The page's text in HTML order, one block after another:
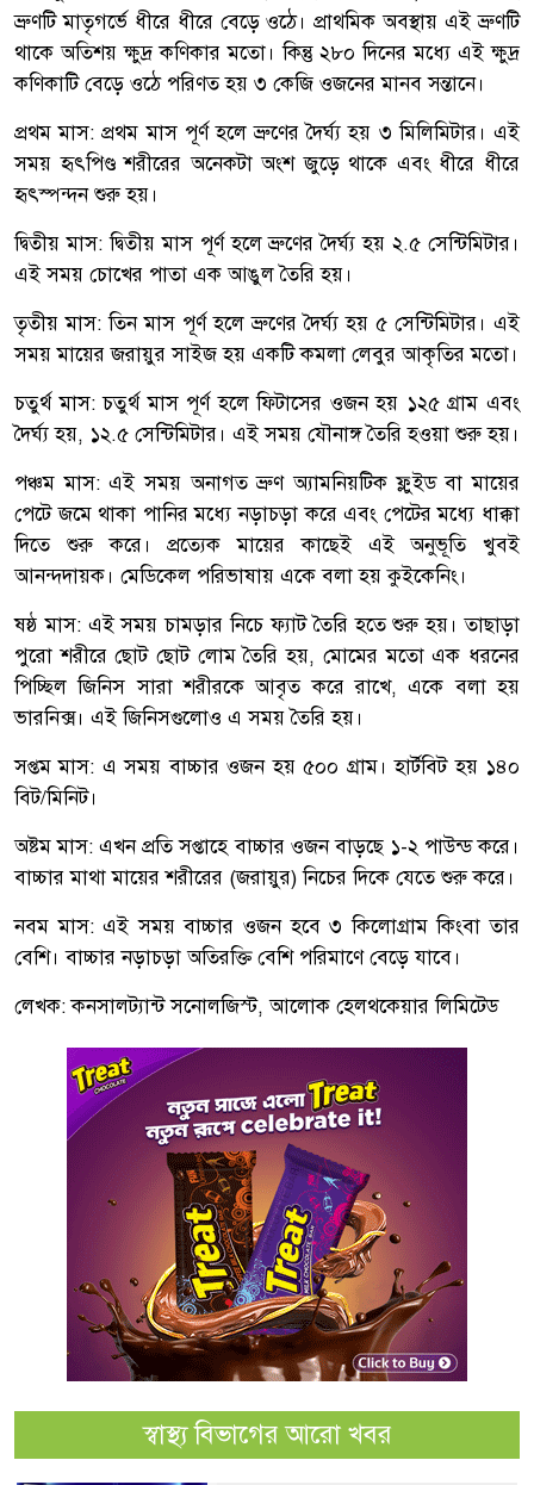
ভ্রুণটি মাতৃগর্ভে ধীরে ধীরে বেড়ে ওঠে। প্রাথমিক অবস্থায় এই ভ্রুণটি
থাকে অতিশয় ক্ষুদ্র কণিকার মতো। কিন্তু ২৮০ দিনের মধ্যে এই ক্ষুদ্র
কণিকাটি বেড়ে ওঠে পরিণত হয় ৩ কেজি ওজনের মানব সন্তানে।
প্রথম মাস: প্রথম মাস পূর্ণ হলে ভ্রুণের দৈর্ঘ্য হয় ৩ মিলিমিটার। এই
সময় হৃৎপিণ্ড শরীরের অনেকটা অংশ জুড়ে থাকে এবং ধীরে ধীরে
হৃৎস্পন্দন শুরু হয়।
দ্বিতীয় মাস: দ্বিতীয় মাস পূর্ণ হলে ভ্রুণের দৈর্ঘ্য হয় ২.৫ সেন্টিমিটার।
এই সময় চোখের পাতা এক আঙুল তৈরি হয়।
তৃতীয় মাস: তিন মাস পূর্ণ হলে ভ্রুণের দৈর্ঘ্য হয় ৫ সেন্টিমিটার। এই
সময় মায়ের জরায়ুর সাইজ হয় একটি কমলা লেবুর আকৃতির মতো।
চতুর্থ মাস: চতুর্থ মাস পূর্ণ হলে ফিটাসের ওজন হয় ১২৫ গ্রাম এবং
দৈর্ঘ্য হয়, ১২.৫ সেন্টিমিটার। এই সময় যৌনাঙ্গ তৈরি হওয়া শুরু হয়।
পঞ্চম মাস: এই সময় অনাগত ভ্রুণ অ্যামনিয়টিক ফ্লুইড বা মায়ের
পেটে জমে থাকা পানির মধ্যে নড়াচড়া করে এবং পেটের মধ্যে ধাক্কা
দিতে শুরু করে। প্রত্যেক মায়ের কাছেই এই অনুভূতি খুবই
আনন্দদায়ক। মেডিকেল পরিভাষায় একে বলা হয় কুইকেনিং।
ষষ্ঠ মাস: এই সময় চামড়ার নিচে ফ্যাট তৈরি হতে শুরু হয়। তাছাড়া
পুরো শরীরে ছোট ছোট লোম তৈরি হয়, মোমের মতো এক ধরনের
পিচ্ছিল জিনিস সারা শরীরকে আবৃত করে রাখে, একে বলা হয়
ভারনিক্স। এই জিনিসগুলোও এ সময় তৈরি হয়।
সপ্তম মাস: এ সময় বাচ্চার ওজন হয় ৫০০ গ্রাম। হার্টবিট হয় ১৪০
বিট/মিনিট।
অষ্টম মাস: এখন প্রতি সপ্তাহে বাচ্চার ওজন বাড়ছে ১-২ পাউন্ড করে।
বাচ্চার মাথা মায়ের শরীরের (জরায়ুর) নিচের দিকে যেতে শুরু করে।
নবম মাস: এই সময় বাচ্চার ওজন হবে ৩ কিলোগ্রাম কিংবা তার
বেশি। বাচ্চার নড়াচড়া অতিরক্তি বেশি পরিমাণে বেড়ে যাবে।
লেখক: কনসালট্যান্ট সনোলজিস্ট, আলোক হেলথকেয়ার লিমিটেড
স্বাস্থ্য বিভাগের আরো খবর